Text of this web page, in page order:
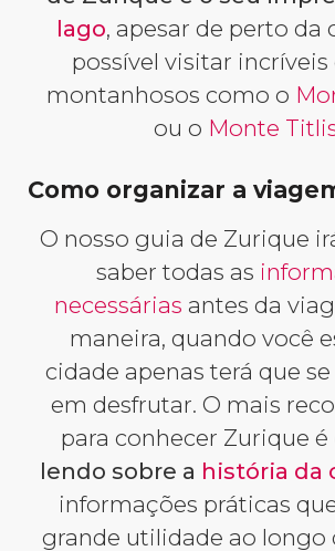
lago, apesar de perto da
possível visitar incríveis
montanhosos como o
ou o Monte
Como organizar a
O nosso guia de Zurique
saber todas as
necessárias antes da
maneira, quando você
cidade apenas terá que
em desfrutar. O mais
para conhecer Zurique é
lendo sobre a história da
informações práticas
grande utilidade ao longo